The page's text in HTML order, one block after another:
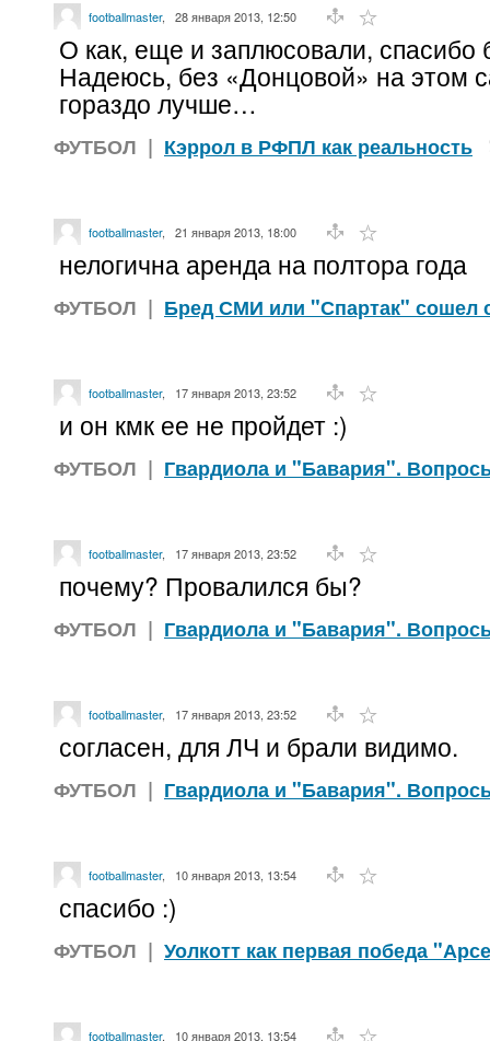
footballmaster, 28 января 2013, 12:50
О как, еще и заплюсовали, спасибо
Надеюсь, без «Донцовой» на этом
гораздо лучше…
ФУТБОЛ | Кэррол в РФПЛ как реальность
footballmaster, 21 января 2013, 18:00
нелогична аренда на полтора года
ФУТБОЛ | Бред СМИ или "Спартак" сошел
footballmaster, 17 января 2013, 23:52
и он кмк ее не пройдет :)
ФУТБОЛ | Гвардиола и "Бавария".
footballmaster, 17 января 2013, 23:52
почему? Провалился бы?
ФУТБОЛ | Гвардиола и "Бавария".
footballmaster, 17 января 2013, 23:52
согласен, для ЛЧ и брали видимо.
ФУТБОЛ | Гвардиола и "Бавария".
footballmaster, 10 января 2013, 13:54
спасибо :)
ФУТБОЛ | Уолкотт как первая победа
footballmaster, 10 января 2013, 13:54